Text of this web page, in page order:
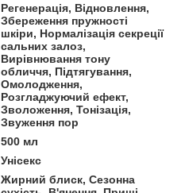
Регенерація, Відновлення,
Збереження пружності
шкіри, Нормалізація секреції
сальних залоз,
Вирівнювання тону
обличчя, Підтягування,
Омолодження,
Розгладжуючий ефект,
Зволоження, Тонізація,
Звуження пор
500 мл
Унісекс
Жирний блиск, Сезонна